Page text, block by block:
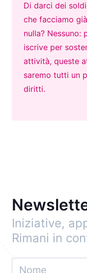
Di darci dei
che facciamo
nulla? Nessuno:
iscrive per
attività, queste
saremo tutti un
diritti.
Iniziative,
Rimani in